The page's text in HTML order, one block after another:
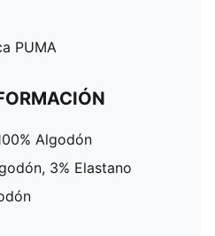
PUMA
Algodón
3% Elastano